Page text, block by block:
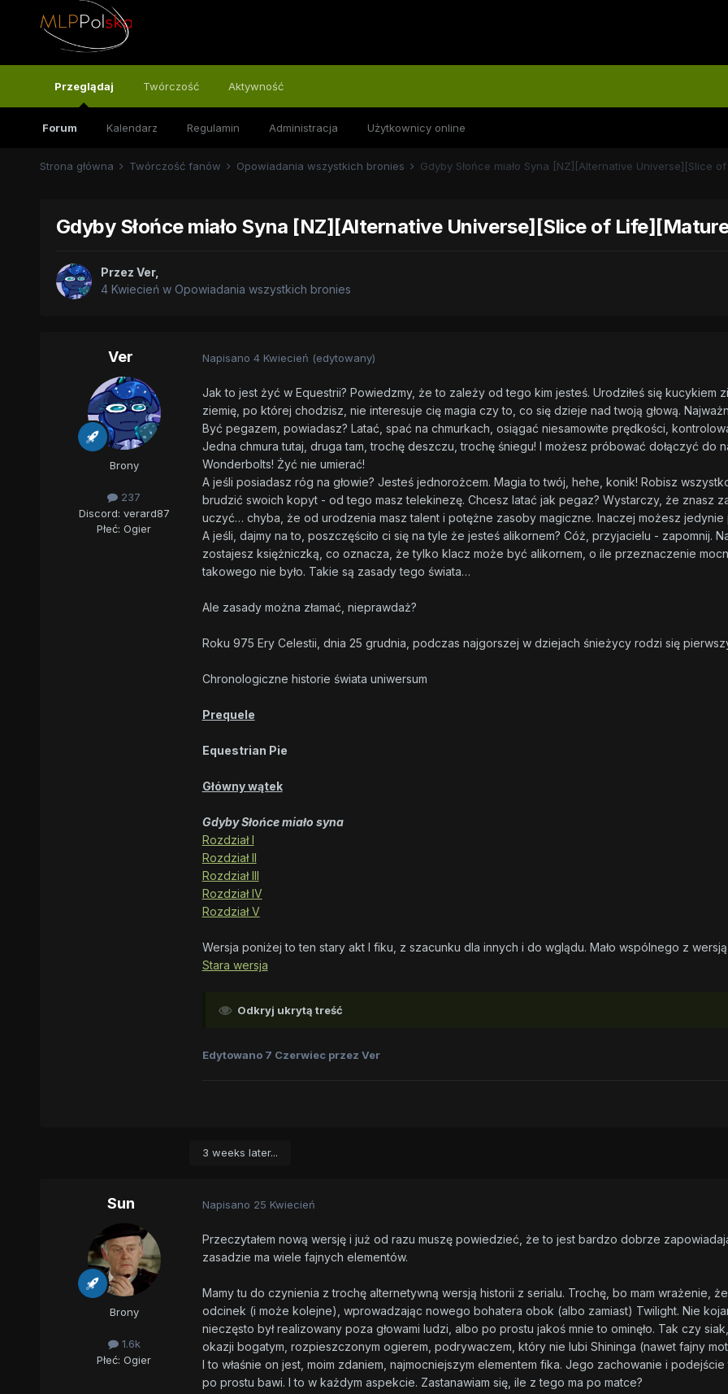
Przeglądaj
Forum Kalendarz Regulamin Administracja Użytkownicy online
Twórczość Aktywność
Strona główna Twórczość fanów Opowiadania wszystkich bronies Gdyby Słońce miało Syna [NZ][Alternative Universe][Slice
Gdyby Słońce miało Syna [NZ][Alternative Universe][Slice of
Przez Ver,
4 Kwiecień w Opowiadania wszystkich bronies
Ver
Brony
237
Discord: verard87
Płeć: Ogier
Napisano 4 Kwiecień (edytowany)
Jak to jest żyć w Equestrii? Powiedzmy, że to zależy od tego kim jesteś. Urodziłeś się kucykiem
ziemię, po której chodzisz, nie interesuje cię magia czy to, co się dzieje nad twoją głową.
Być pegazem, powiadasz? Latać, spać na chmurkach, osiągać niesamowite prędkości,
Jedna chmura tutaj, druga tam, trochę deszczu, trochę śniegu! I możesz próbować dołączyć do
Wonderbolts! Żyć nie umierać!
A jeśli posiadasz róg na głowie? Jesteś jednorożcem. Magia to twój, hehe, konik! Robisz
brudzić swoich kopyt - od tego masz telekinezę. Chcesz latać jak pegaz? Wystarczy, że znasz
uczyć… chyba, że od urodzenia masz talent i potężne zasoby magiczne. Inaczej możesz
A jeśli, dajmy na to, poszczęściło ci się na tyle że jesteś alikornem? Cóż, przyjacielu - zapomnij.
zostajesz księżniczką, co oznacza, że tylko klacz może być alikornem, o ile przeznaczenie
takowego nie było. Takie są zasady tego świata…
Ale zasady można złamać, nieprawdaż?
Roku 975 Ery Celestii, dnia 25 grudnia, podczas najgorszej w dziejach śnieżycy rodzi się
Chronologiczne historie świata uniwersum
Prequele
Equestrian Pie
Główny wątek
Gdyby Słońce miało syna
Rozdział I
Rozdział II
Rozdział III
Rozdział IV
Rozdział V
Wersja poniżej to ten stary akt I fiku, z szacunku dla innych i do wglądu. Mało wspólnego z
Stara wersja
Odkryj ukrytą treść
Edytowano 7 Czerwiecprzez Ver
3 weeks later...
Sun
Brony
1.6k
Płeć: Ogier
Napisano 25 Kwiecień
Przeczytałem nową wersję i już od razu muszę powiedzieć, że to jest bardzo dobrze
zasadzie ma wiele fajnych elementów.
Mamy tu do czynienia z trochę alternetywną wersją historii z serialu. Trochę, bo mam wrażenie,
odcinek (i może kolejne), wprowadzając nowego bohatera obok (albo zamiast) Twilight. Nie
nieczęsto był realizowany poza głowami ludzi, albo po prostu jakoś mnie to ominęło. Tak czy
okazji bogatym, rozpieszczonym ogierem, podrywaczem, który nie lubi Shininga (nawet fajny
I to właśnie on jest, moim zdaniem, najmocniejszym elementem fika. Jego zachowanie i
po prostu bawi. I to w każdym aspekcie. Zastanawiam się, ile z tego ma po matce?